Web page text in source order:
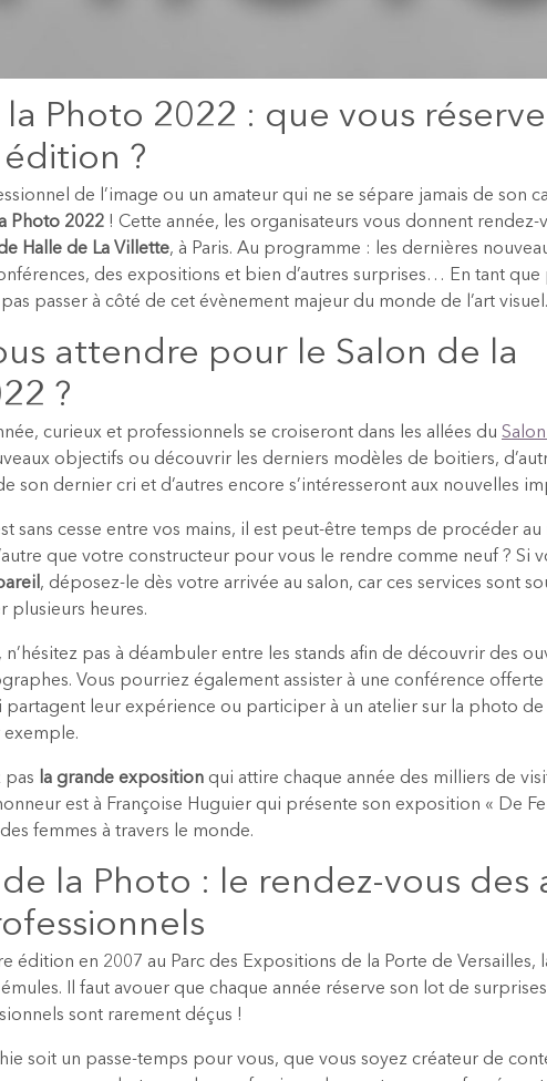
la Photo 2022 : que vous
?
de l’image ou un amateur qui ne se sépare jamais de son
Photo 2022 ! Cette année, les organisateurs vous donnent
Halle de La Villette, à Paris. Au programme : les dernières
des expositions et bien d’autres surprises… En tant que
passer à côté de cet évènement majeur du monde de l’art visuel.
attendre pour le Salon de la
?
curieux et professionnels se croiseront dans les allées du
objectifs ou découvrir les derniers modèles de boitiers,
son dernier cri et d’autres encore s’intéresseront aux nouvelles
sans cesse entre vos mains, il est peut-être temps de procéder
que votre constructeur pour vous le rendre comme neuf ? Si
, déposez-le dès votre arrivée au salon, car ces services sont
plusieurs heures.
n’hésitez pas à déambuler entre les stands afin de découvrir des
Vous pourriez également assister à une conférence offerte
partagent leur expérience ou participer à un atelier sur la photo
exemple.
pas la grande exposition qui attire chaque année des milliers de
est à Françoise Huguier qui présente son exposition « De
femmes à travers le monde.
de la Photo : le rendez-vous des
édition en 2007 au Parc des Expositions de la Porte de Versailles,
Il faut avouer que chaque année réserve son lot de
sont rarement déçus !
soit un passe-temps pour vous, que vous soyez créateur de